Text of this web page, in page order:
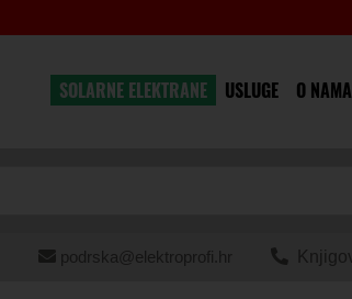
SOLARNE ELEKTRANE USLUGE O NAMA
podrska@elektroprofi.hr